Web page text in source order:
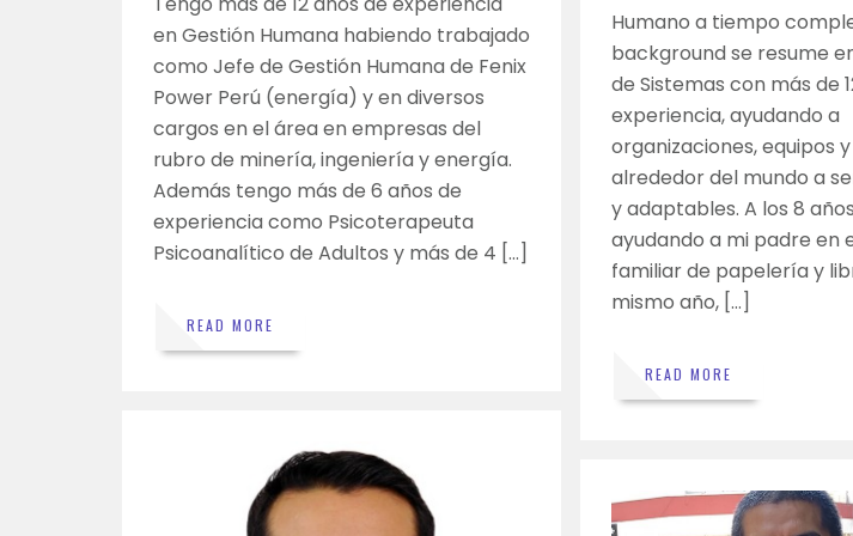
en Gestión Humana habiendo trabajado
como Jefe de Gestión Humana de Fenix
Power Perú (energía) y en diversos
cargos en el área en empresas del
rubro de minería, ingeniería y energía.
Además tengo más de 6 años de
experiencia como Psicoterapeuta
Psicoanalítico de Adultos y más de 4 […]
READ MORE
Humano a tiempo
background se resume
de Sistemas con más de
experiencia, ayudando a
organizaciones, equipos
alrededor del mundo a
y adaptables. A los 8
ayudando a mi padre en
familiar de papelería y
mismo año, […]
READ MORE